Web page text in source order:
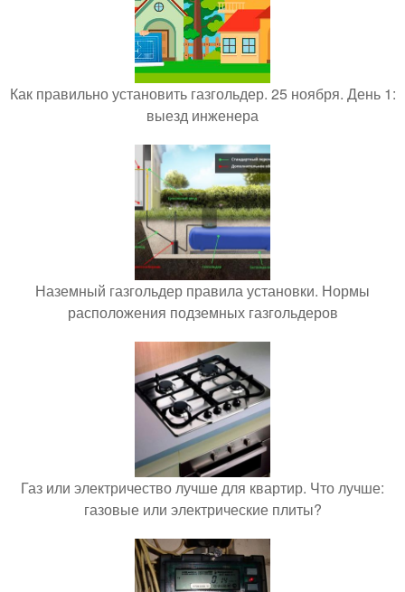
Как правильно установить газгольдер. 25 ноября. День 1:
выезд инженера
Наземный газгольдер правила установки. Нормы
расположения подземных газгольдеров
Газ или электричество лучше для квартир. Что лучше:
газовые или электрические плиты?